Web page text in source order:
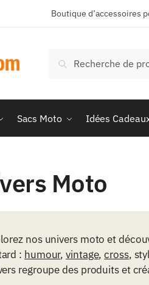
Boutique d’accessoires
pour :
Recherche
Sacs Moto Idées
Moto
nos univers moto et
: humour,vintage,cross,
regroupe des produits et